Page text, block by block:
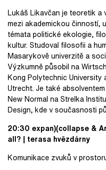
Lukáš Likavčan je teoretik a
mezi akademickou činností,
témata politické ekologie,
kultur. Studoval filosofii a
Masarykově univerzitě a
Výzkumně působil na
Kong Polytechnic
Utrecht. Je také
New Normal na Strelka
Design, kde v současnosti
20:30 expan)(collapse &
all? | terasa hvězdárny
Komunikace zvuků v